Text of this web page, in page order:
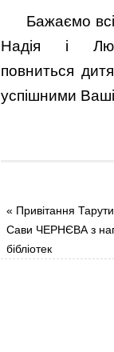
Бажаємо
Надія і
повниться
успішними Ваші
« Привітання
Сави ЧЕРНЄВА з
бібліотек